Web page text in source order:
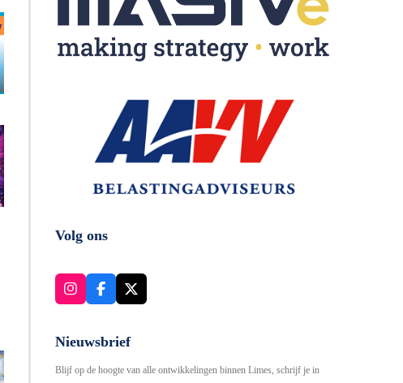
Volg ons
I
t
g
F
e
o
X
Nieuwsbrief
Blijf op de hoogte van alle ontwikkelingen binnen Limes, schrijf je in